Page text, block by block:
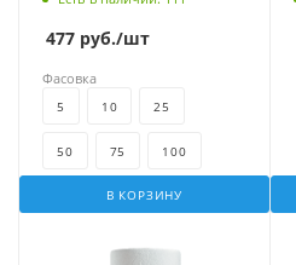
477 руб./шт
В КОРЗИНУ
Фасовка
5 10 25
50 75 100